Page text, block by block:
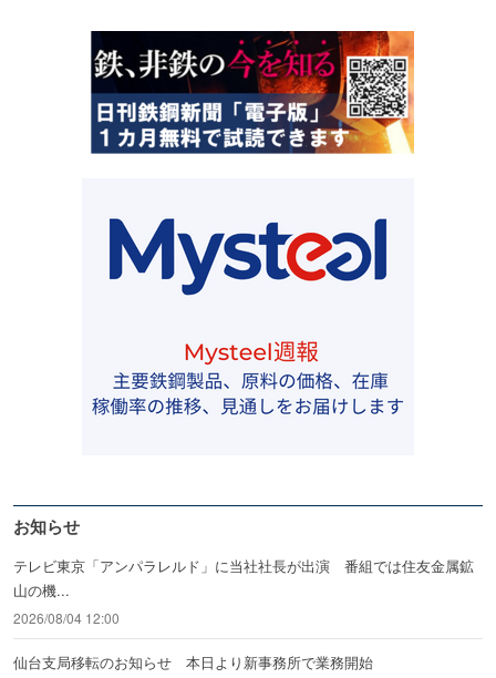
お知らせ
テレビ東京「アンパラレルド」に当社社長が出演 番組では住友金属鉱
山の機...
2026/08/04 12:00
仙台支局移転のお知らせ 本日より新事務所で業務開始